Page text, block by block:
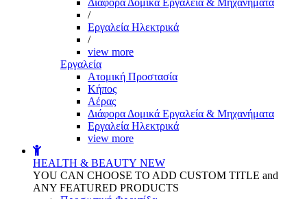
Διάφορα Δομικά Εργαλεία & Μηχανήματα
/
Εργαλεία Ηλεκτρικά
/
view more
Εργαλεία
Aτομική Προστασία
Kήπος
Αέρας
Διάφορα Δομικά Εργαλεία & Μηχανήματα
Εργαλεία Ηλεκτρικά
view more
HEALTH & BEAUTY NEW
YOU CAN CHOOSE TO ADD CUSTOM TITLE and
ANY FEATURED PRODUCTS